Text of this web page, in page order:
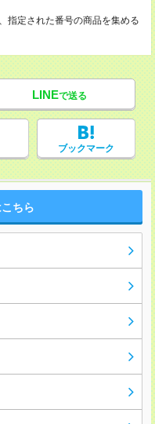
指定された番号の商品を集める
LINEで送る
ブックマーク
ちら